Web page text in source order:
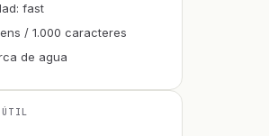
fast
/ 1.000 caracteres
de agua
ÚTIL